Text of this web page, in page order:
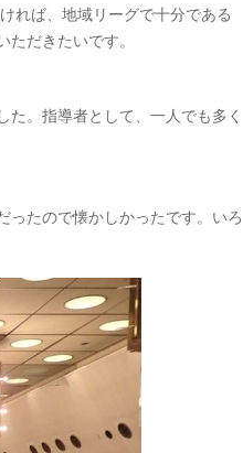
れば、地域リーグで十分である
だきたいです。
。指導者として、一人でも多く
ったので懐かしかったです。いろ